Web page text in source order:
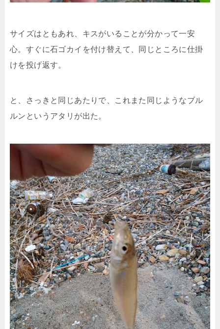
サイズはともあれ、キスがいることが分かって一安
心。すぐに石ゴカイを付け替えて、同じところに仕掛
けを投げ返す。
と、さっきと同じあたりで、これまた同じようなブル
ルンというアタリが出た。